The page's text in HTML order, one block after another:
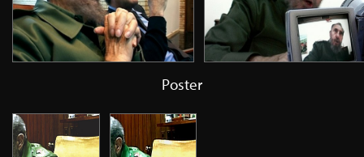
Poster